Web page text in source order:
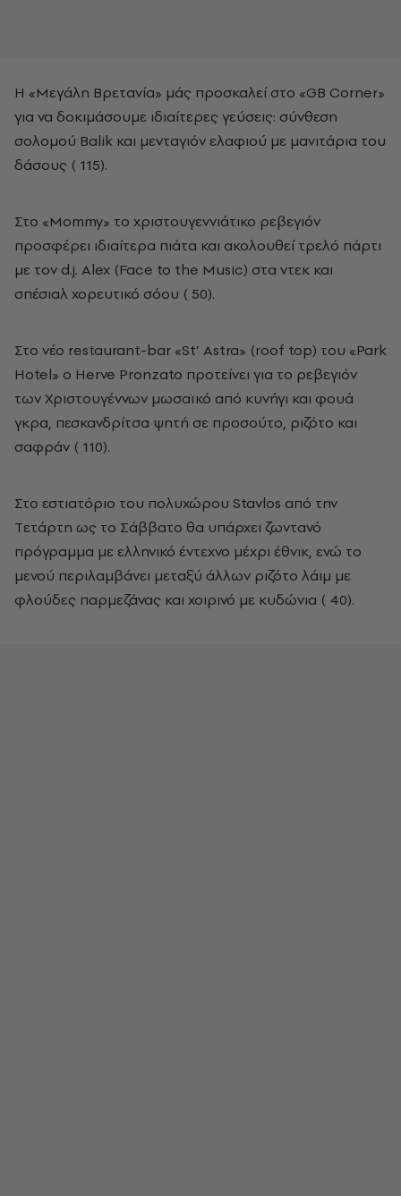
H «Mεγάλη Bρετανία» μάς προσκαλεί στο «GB Corner»
για να δοκιμάσουμε ιδιαίτερες γεύσεις: σύνθεση
σολομού Balik και μενταγιόν ελαφιού με μανιτάρια του
δάσους (­ 115).
Στο «Mommy» το χριστουγεννιάτικο ρεβεγιόν
προσφέρει ιδιαίτερα πιάτα και ακολουθεί τρελό πάρτι
με τον d.j. Alex (Face to the Music) στα ντεκ και
σπέσιαλ χορευτικό σόου (­ 50).
Στο νέο restaurant-bar «St’ Astra» (roof top) του «Park
Hotel» ο Herve Pronzato προτείνει για το ρεβεγιόν
των Xριστουγέννων μωσαϊκό από κυνήγι και φουά
γκρα, πεσκανδρίτσα ψητή σε προσούτο, ριζότο και
σαφράν (­ 110).
Στο εστιατόριο του πολυχώρου Stavlos από την
Tετάρτη ως το Σάββατο θα υπάρχει ζωντανό
πρόγραμμα με ελληνικό έντεχνο μέχρι έθνικ, ενώ το
μενού περιλαμβάνει μεταξύ άλλων ριζότο λάιμ με
φλούδες παρμεζάνας και χοιρινό με κυδώνια (­ 40).